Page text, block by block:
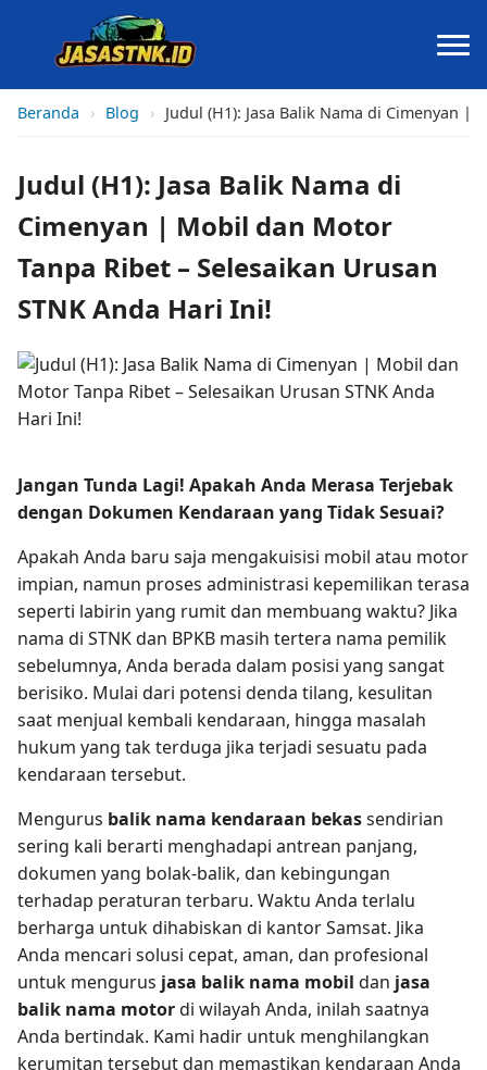
Beranda › Blog › Judul (H1): Jasa Balik Nama di Cimenyan |
Judul (H1): Jasa Balik Nama di
Cimenyan | Mobil dan Motor
Tanpa Ribet – Selesaikan Urusan
STNK Anda Hari Ini!
Jangan Tunda Lagi! Apakah Anda Merasa Terjebak
dengan Dokumen Kendaraan yang Tidak Sesuai?
Apakah Anda baru saja mengakuisisi mobil atau motor
impian, namun proses administrasi kepemilikan terasa
seperti labirin yang rumit dan membuang waktu? Jika
nama di STNK dan BPKB masih tertera nama pemilik
sebelumnya, Anda berada dalam posisi yang sangat
berisiko. Mulai dari potensi denda tilang, kesulitan
saat menjual kembali kendaraan, hingga masalah
hukum yang tak terduga jika terjadi sesuatu pada
kendaraan tersebut.
Mengurus balik nama kendaraan bekassendirian
sering kali berarti menghadapi antrean panjang,
dokumen yang bolak-balik, dan kebingungan
terhadap peraturan terbaru. Waktu Anda terlalu
berharga untuk dihabiskan di kantor Samsat. Jika
Anda mencari solusi cepat, aman, dan profesional
untuk mengurus jasa balik nama mobil dan jasa
balik nama motordi wilayah Anda, inilah saatnya
Anda bertindak. Kami hadir untuk menghilangkan
kerumitan tersebut dan memastikan kendaraan Anda